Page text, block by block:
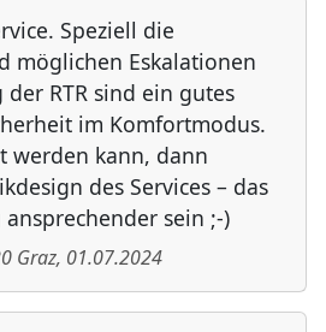
Speziell die
möglichen Eskalationen
RTR sind ein gutes
im Komfortmodus.
werden kann, dann
des Services – das
sein ;-)
Graz, 01.07.2024